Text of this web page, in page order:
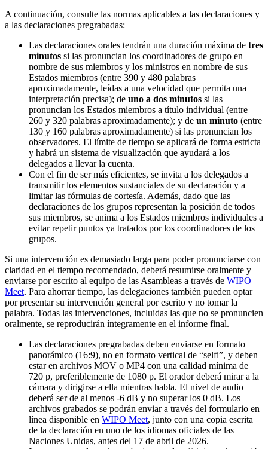
A continuación, consulte las normas aplicables a las declaraciones y
a las declaraciones pregrabadas:
Las declaraciones orales tendrán una duración máxima de tres
minutos si las pronuncian los coordinadores de grupo en
nombre de sus miembros y los ministros en nombre de sus
Estados miembros (entre 390 y 480 palabras
aproximadamente, leídas a una velocidad que permita una
interpretación precisa); de uno a dos minutos si las
pronuncian los Estados miembros a título individual (entre
260 y 320 palabras aproximadamente); y de un minuto (entre
130 y 160 palabras aproximadamente) si las pronuncian los
observadores. El límite de tiempo se aplicará de forma estricta
y habrá un sistema de visualización que ayudará a los
delegados a llevar la cuenta.
Con el fin de ser más eficientes, se invita a los delegados a
transmitir los elementos sustanciales de su declaración y a
limitar las fórmulas de cortesía. Además, dado que las
declaraciones de los grupos representan la posición de todos
sus miembros, se anima a los Estados miembros individuales a
evitar repetir puntos ya tratados por los coordinadores de los
grupos.
Si una intervención es demasiado larga para poder pronunciarse con
claridad en el tiempo recomendado, deberá resumirse oralmente y
enviarse por escrito al equipo de las Asambleas a través de WIPO
Meet. Para ahorrar tiempo, las delegaciones también pueden optar
por presentar su intervención general por escrito y no tomar la
palabra. Todas las intervenciones, incluidas las que no se pronuncien
oralmente, se reproducirán íntegramente en el informe final.
Las declaraciones pregrabadas deben enviarse en formato
panorámico (16:9), no en formato vertical de “selfi”, y deben
estar en archivos MOV o MP4 con una calidad mínima de
720 p, preferiblemente de 1080 p. El orador deberá mirar a la
cámara y dirigirse a ella mientras habla. El nivel de audio
deberá ser de al menos -6 dB y no superar los 0 dB. Los
archivos grabados se podrán enviar a través del formulario en
línea disponible en WIPO Meet, junto con una copia escrita
de la declaración en uno de los idiomas oficiales de las
Naciones Unidas, antes del 17 de abril de 2026.